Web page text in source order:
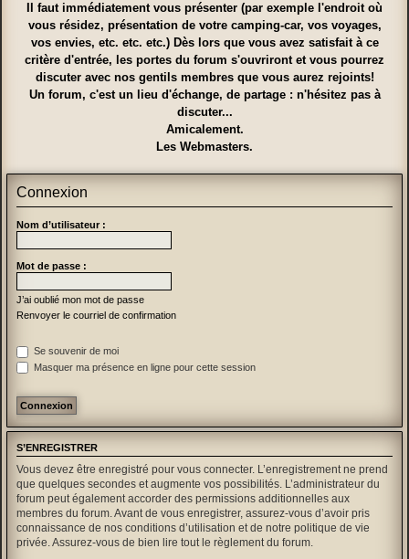
Il faut immédiatement vous présenter (par exemple l'endroit où
vous résidez, présentation de votre camping-car, vos voyages,
vos envies, etc. etc. etc.) Dès lors que vous avez satisfait à ce
critère d'entrée, les portes du forum s'ouvriront et vous pourrez
discuter avec nos gentils membres que vous aurez rejoints!
Un forum, c'est un lieu d'échange, de partage : n'hésitez pas à
discuter...
Amicalement.
Les Webmasters.
Connexion
Nom d’utilisateur :
Mot de passe :
J’ai oublié mon mot de passe
Renvoyer le courriel de confirmation
Se souvenir de moi
Masquer ma présence en ligne pour cette session
S’ENREGISTRER
Vous devez être enregistré pour vous connecter. L’enregistrement ne prend
que quelques secondes et augmente vos possibilités. L’administrateur du
forum peut également accorder des permissions additionnelles aux
membres du forum. Avant de vous enregistrer, assurez-vous d’avoir pris
connaissance de nos conditions d’utilisation et de notre politique de vie
privée. Assurez-vous de bien lire tout le règlement du forum.